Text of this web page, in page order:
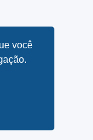
você